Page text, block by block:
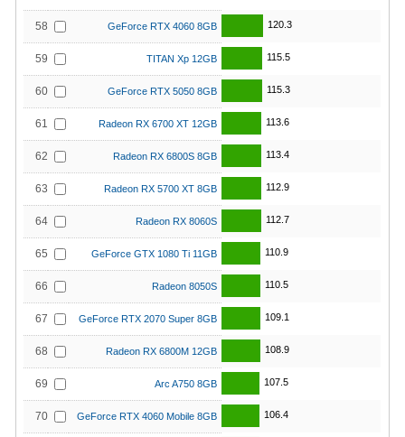
58 GeForce RTX 4060 8GB 120.3
59 TITAN Xp 12GB 115.5
60 GeForce RTX 5050 8GB 115.3
61 Radeon RX 6700 XT 12GB 113.6
62 Radeon RX 6800S 8GB 113.4
63 Radeon RX 5700 XT 8GB 112.9
64 Radeon RX 8060S 112.7
65 GeForce GTX 1080 Ti 11GB 110.9
66 Radeon 8050S 110.5
67 GeForce RTX 2070 Super 8GB 109.1
68 Radeon RX 6800M 12GB 108.9
69 Arc A750 8GB 107.5
70 GeForce RTX 4060 Mobile 8GB 106.4